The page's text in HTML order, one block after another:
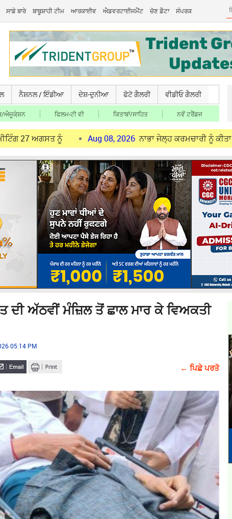
ਸਾਡੇ ਬਾਰੇ ਬਾਬੂਸ਼ਾਹੀ ਟੀਮ ਆਰਕਾਈਵ ਐਡਵਰਟਾਈਜਮੈਂਟ ਚੋਣ ਡੈਟਾ ਸੰਪਰਕ
ਨੈਸ਼ਨਲ / ਇੰਡੀਆ ਦੇਸ਼-ਦੁਨੀਆ ਫੋਟੋ ਗੈਲਰੀ ਵੀਡੀਓ ਗੈਲਰੀ
ਐਜੂਕੇ਼ਸ਼ਨ ਫਿਲਮ-ਟੀ ਵੀ ਕਿਤਾਬਾਂ/ਸਾਹਿਤ ਨਵੇਂ ਟਰੈਂਡਜ
ਨੂੰ Aug 08, 2026 ਨਾਭਾ ਜੇਲ੍ਹ ਕਰਮਚਾਰੀ ਨੂੰ ਕੀਤਾ ਬਰਖਾਸਤ
ਅੱਠਵੀਂ ਮੰਜ਼ਿਲ ਤੋਂ ਛਾਲ ਮਾਰ ਕੇ ਵਿਅਕਤੀ
05:14 PM
← ਪਿਛੇ ਪਰਤੋ